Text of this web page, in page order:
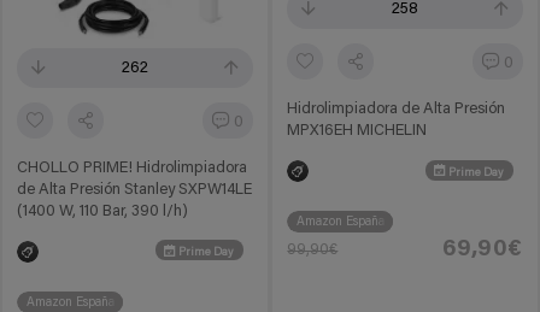
262
0
CHOLLO PRIME! Hidrolimpiadora
de Alta Presión Stanley SXPW14LE
(1400 W, 110 Bar, 390 l/h)
Prime Day
Amazon España
258
0
Hidrolimpiadora de Alta Presión
MPX16EH MICHELIN
Prime Day
Amazon España
99,90€ 69,90€